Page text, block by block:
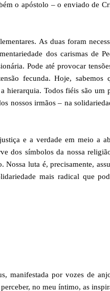
o apóstolo – o enviado de
As duas foram
dos carismas de
Pode até provocar
fecunda. Hoje, sabemos
hierarquia. Todos fiéis são um
nossos irmãos – na
e a verdade em meio a
dos símbolos da nossa
luta é, precisamente,
mais radical que
manifestada por vozes de
no meu íntimo, as